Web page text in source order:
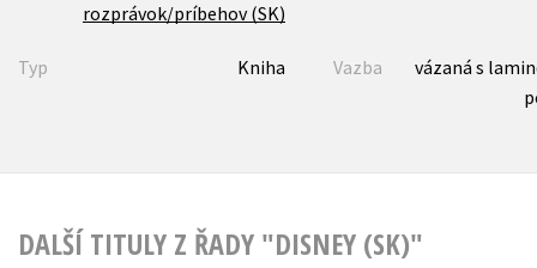
rozprávok/príbehov (SK)
Typ Kniha Vazba
vázaná s
DALŠÍ TITULY Z ŘADY "DISNEY (SK)"